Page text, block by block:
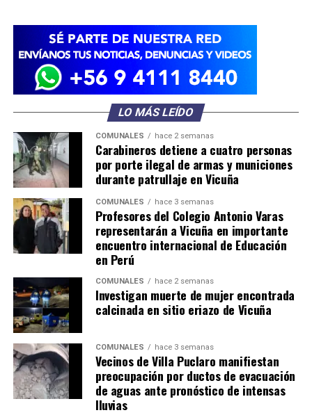
LO MÁS LEÍDO
COMUNALES hace 2 semanas
Carabineros detiene a cuatro personas
por porte ilegal de armas y municiones
durante patrullaje en Vicuña
COMUNALES hace 3 semanas
Profesores del Colegio Antonio Varas
representarán a Vicuña en importante
encuentro internacional de Educación
en Perú
COMUNALES hace 2 semanas
Investigan muerte de mujer encontrada
calcinada en sitio eriazo de Vicuña
COMUNALES hace 3 semanas
Vecinos de Villa Puclaro manifiestan
preocupación por ductos de evacuación
de aguas ante pronóstico de intensas
lluvias